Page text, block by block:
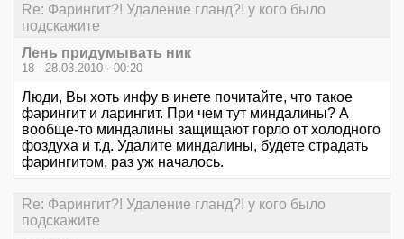
Re: Фарингит?! Удаление гланд?! у кого было
подскажите
Лень придумывать ник
18 - 28.03.2010 - 00:20
Люди, Вы хоть инфу в инете почитайте, что такое
фарингит и ларингит. При чем тут миндалины? А
вообще-то миндалины защищают горло от холодного
фоздуха и т.д. Удалите миндалины, будете страдать
фарингитом, раз уж началось.
Re: Фарингит?! Удаление гланд?! у кого было
подскажите